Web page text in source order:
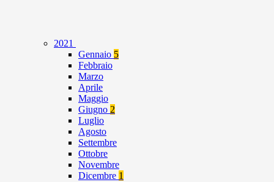
2021
Gennaio 5
Febbraio
Marzo
Aprile
Maggio
Giugno 2
Luglio
Agosto
Settembre
Ottobre
Novembre
Dicembre 1